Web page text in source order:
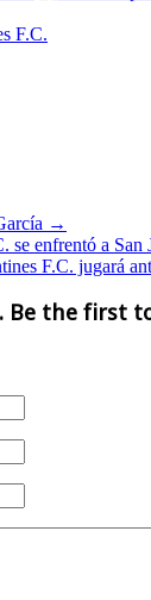
F.C.
→
se enfrentó a San
F.C. jugará
Be the first